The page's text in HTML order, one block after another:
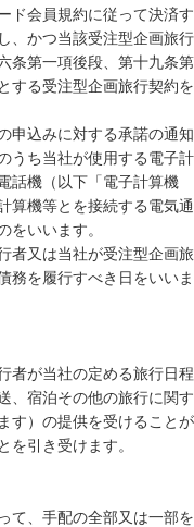
ド会員規約に従って決済す
、かつ当該受注型企画旅行
条第一項後段、第十九条第
する受注型企画旅行契約を
申込みに対する承諾の通知
うち当社が使用する電子計
話機（以下「電子計算機
算機等とを接続する電気通
をいいます。
者又は当社が受注型企画旅
務を履行すべき日をいいま
者が当社の定める旅行日程
、宿泊その他の旅行に関す
す）の提供を受けることが
を引き受けます。
て、手配の全部又は一部を